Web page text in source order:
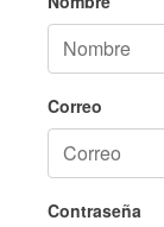
Correo
Contraseña